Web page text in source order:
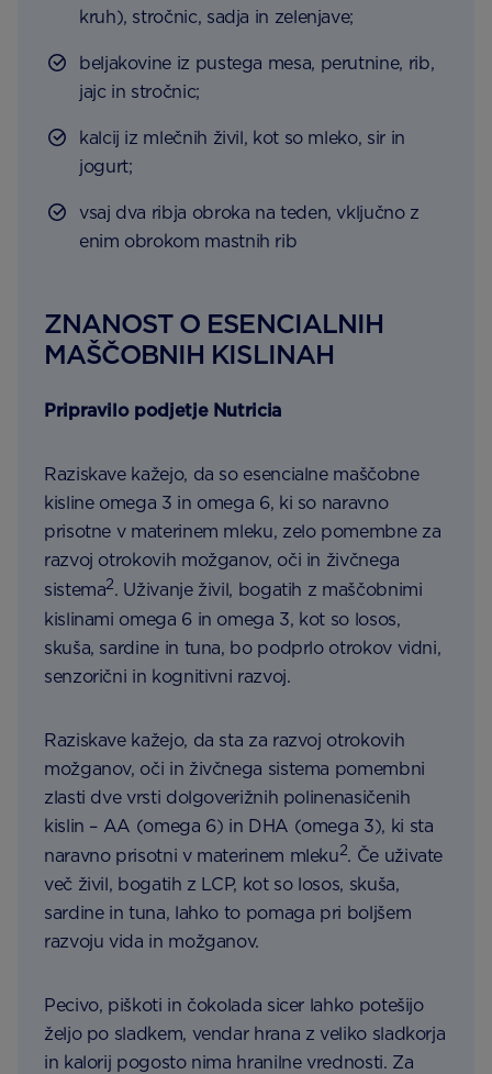
kruh), stročnic, sadja in zelenjave;
beljakovine iz pustega mesa, perutnine, rib,
jajc in stročnic;
kalcij iz mlečnih živil, kot so mleko, sir in
jogurt;
vsaj dva ribja obroka na teden, vključno z
enim obrokom mastnih rib
ZNANOST O ESENCIALNIH
MAŠČOBNIH KISLINAH
Pripravilo podjetje Nutricia
Raziskave kažejo, da so esencialne maščobne
kisline omega 3 in omega 6, ki so naravno
prisotne v materinem mleku, zelo pomembne za
razvoj otrokovih možganov, oči in živčnega
sistema2. Uživanje živil, bogatih z maščobnimi
kislinami omega 6 in omega 3, kot so losos,
skuša, sardine in tuna, bo podprlo otrokov vidni,
senzorični in kognitivni razvoj.
Raziskave kažejo, da sta za razvoj otrokovih
možganov, oči in živčnega sistema pomembni
zlasti dve vrsti dolgoverižnih polinenasičenih
kislin – AA (omega 6) in DHA (omega 3), ki sta
naravno prisotni v materinem mleku2. Če uživate
več živil, bogatih z LCP, kot so losos, skuša,
sardine in tuna, lahko to pomaga pri boljšem
razvoju vida in možganov.
Pecivo, piškoti in čokolada sicer lahko potešijo
željo po sladkem, vendar hrana z veliko sladkorja
in kalorij pogosto nima hranilne vrednosti. Za